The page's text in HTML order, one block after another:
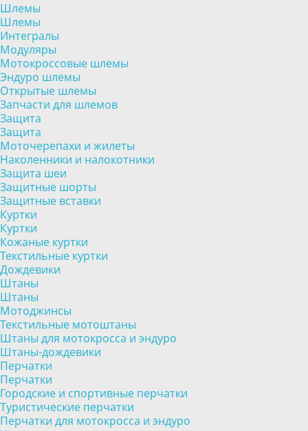
Шлемы
Шлемы
Интегралы
Модуляры
Мотокроссовые шлемы
Эндуро шлемы
Открытые шлемы
Запчасти для шлемов
Защита
Защита
Моточерепахи и жилеты
Наколенники и налокотники
Защита шеи
Защитные шорты
Защитные вставки
Куртки
Куртки
Кожаные куртки
Текстильные куртки
Дождевики
Штаны
Штаны
Мотоджинсы
Текстильные мотоштаны
Штаны для мотокросса и эндуро
Штаны-дождевики
Перчатки
Перчатки
Городские и спортивные перчатки
Туристические перчатки
Перчатки для мотокросса и эндуро